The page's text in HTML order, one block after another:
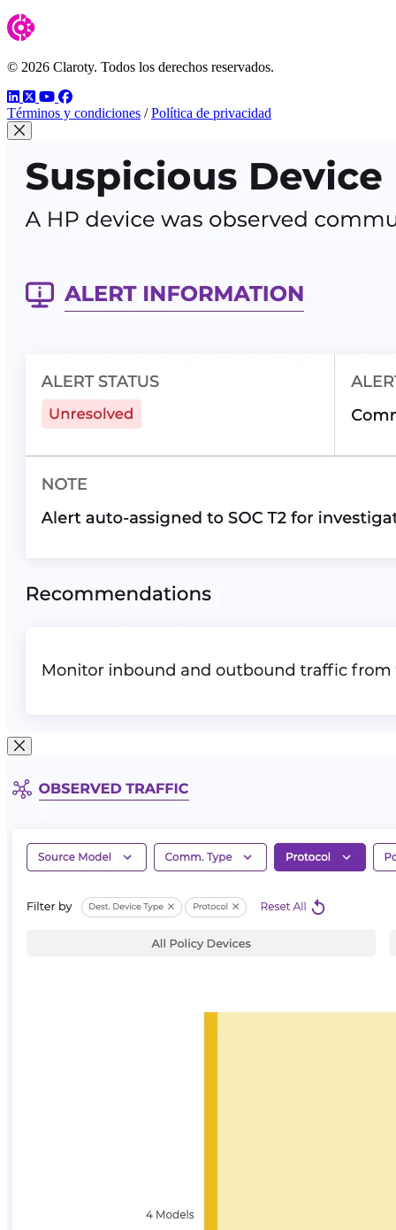
© 2026 Claroty. Todos los derechos reservados.
LinkedIn
TwitterYouTube
Facebook
Términos y condiciones / Política de privacidad
Cerrar modal
Cerrar modal